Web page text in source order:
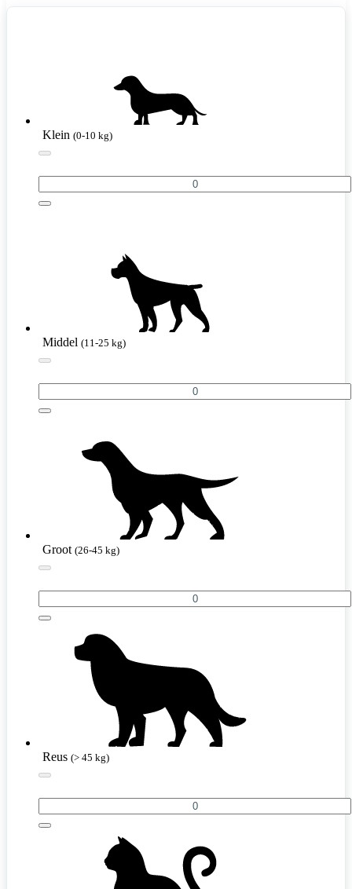
Klein (0-10 kg)
Middel (11-25 kg)
Groot (26-45 kg)
Reus (> 45 kg)